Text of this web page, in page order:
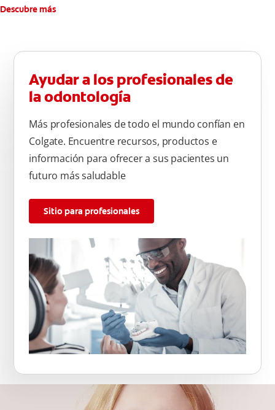
Descubre más
Ayudar a los profesionales de
la odontología
Más profesionales de todo el mundo confían en
Colgate. Encuentre recursos, productos e
información para ofrecer a sus pacientes un
futuro más saludable
Sitio para profesionales